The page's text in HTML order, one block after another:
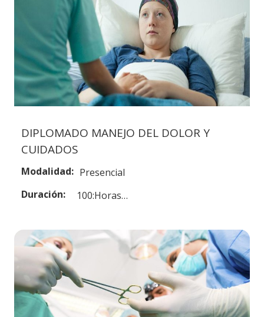
DIPLOMADO MANEJO DEL DOLOR Y
CUIDADOS
Modalidad: Presencial
Duración:
100:Horas…